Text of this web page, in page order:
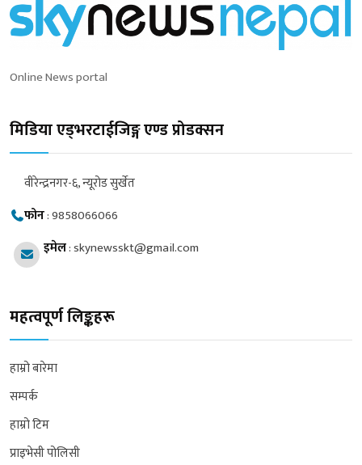
Online News portal
मिडिया एड्भरटाईजिङ्ग एण्ड प्रोडक्सन
वीरेन्द्रनगर-६, न्यूरोड सुर्खेत
फोन:9858066066
इमेल:skynewsskt@gmail.com
महत्वपूर्ण लिङ्कहरू
हाम्रो बारेमा
सम्पर्क
हाम्रो टिम
प्राइभेसी पोलिसी